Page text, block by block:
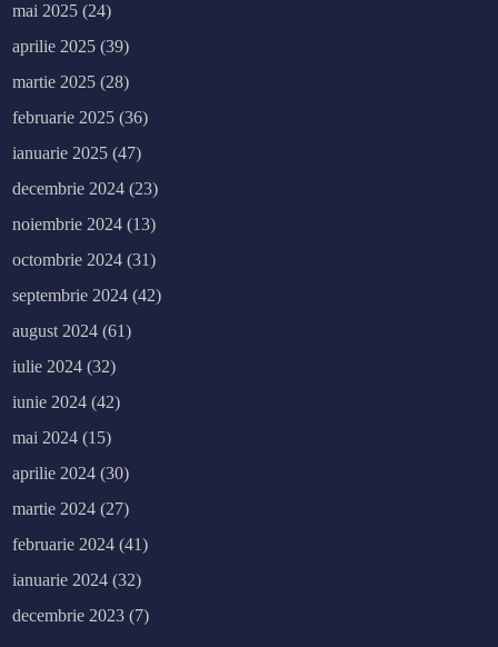
mai 2025 (24)
aprilie 2025 (39)
martie 2025 (28)
februarie 2025 (36)
ianuarie 2025 (47)
decembrie 2024 (23)
noiembrie 2024 (13)
octombrie 2024 (31)
septembrie 2024 (42)
august 2024 (61)
iulie 2024 (32)
iunie 2024 (42)
mai 2024 (15)
aprilie 2024 (30)
martie 2024 (27)
februarie 2024 (41)
ianuarie 2024 (32)
decembrie 2023 (7)